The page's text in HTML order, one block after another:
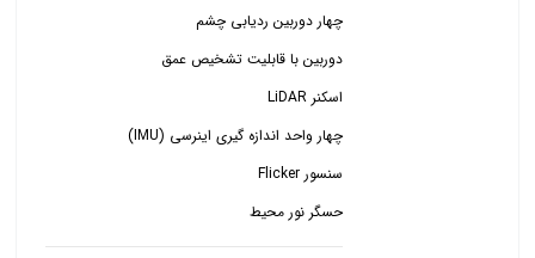
چهار دوربین ردیابی چشم
اسکنر LiDAR
چهار واحد اندازه گیری اینرسی (IMU)
سنسور Flicker
حسگر نور محیط